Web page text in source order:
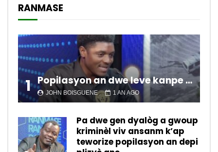
RANMASE
1 Popilasyon an dwe leve kanpe pou chanje sitiyasyon kawotik l’ap viv nan peyi a.
JOHN BOISGUENE 1 AN AGO
Pa dwe gen dyalòg a gwoup
kriminèl viv ansanm k’ap
teworize popilasyon an depi